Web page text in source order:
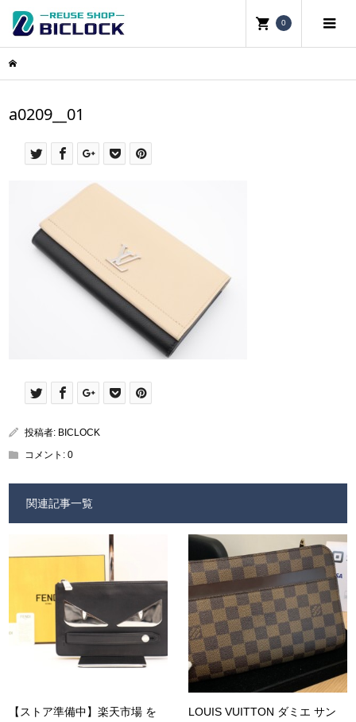
0
a0209__01
投稿者: BICLOCK
コメント:0
関連記事一覧
【ストア準備中】楽天市場 を
LOUIS VUITTON ダミエ サン